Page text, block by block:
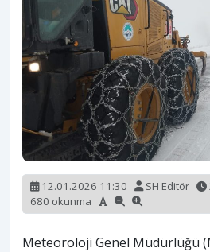
12.01.2026 11:30 SH Editör
680 okunma
Meteoroloji Genel Müdürlüğü